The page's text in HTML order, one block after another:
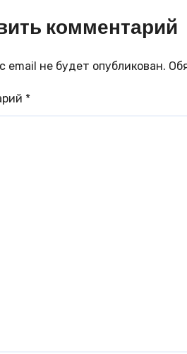
комментарий
email не будет опубликован.
*